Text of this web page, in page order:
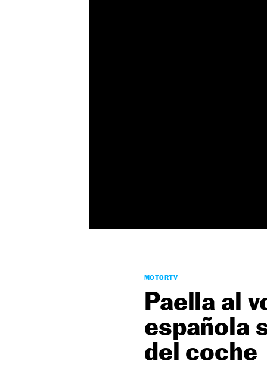
MOTORTV
Paella al
española
del coche